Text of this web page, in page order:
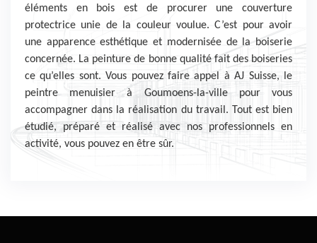
éléments en bois est de procurer une couverture
protectrice unie de la couleur voulue. C’est pour avoir
une apparence esthétique et modernisée de la boiserie
concernée. La peinture de bonne qualité fait des boiseries
ce qu’elles sont. Vous pouvez faire appel à AJ Suisse, le
peintre menuisier à Goumoens-la-ville pour vous
accompagner dans la réalisation du travail. Tout est bien
étudié, préparé et réalisé avec nos professionnels en
activité, vous pouvez en être sûr.